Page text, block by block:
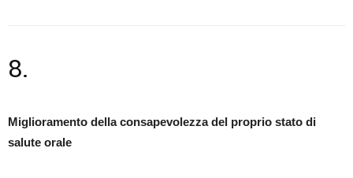
8.
Miglioramento della consapevolezza del proprio stato di
salute orale